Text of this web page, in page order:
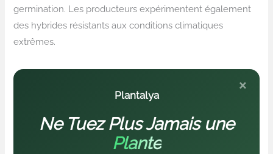
germination. Les producteurs expérimentent également
des hybrides résistants aux conditions climatiques
extrêmes.
×
Plantalya
Ne Tuez Plus Jamais une
Plante